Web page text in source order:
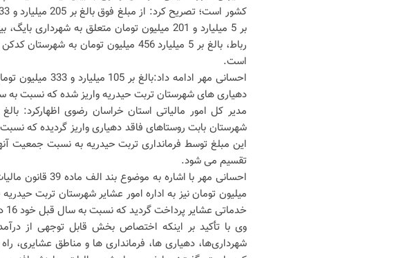
است.
دهیاری های شهرستان تربت حیدریه واریز شده که نسبت به سال قبل خود 16
این مبلغ توسط فرمانداری تربت حیدریه به نسبت جمعیت
تقسیم می شود.
میلیون تومان نیز به اداره امور عشایر شهرستان تربت
خدماتی عشایر پرداخت گردید که نسبت به سال قبل خود 16 درصد افزایش پیدا کرده است.
وی با تأکید بر اینکه اختصاص بخش قابل توجهی از
شهرداری‌ها، دهیاری ها، فرمانداری ها و مناطق عشایری، راه